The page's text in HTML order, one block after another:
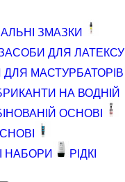
ЗМАЗКИ
ДЛЯ ЛАТЕКСУ
МАСТУРБАТОРІВ
НА ВОДНІЙ
ОСНОВІ
НАБОРИ
РІДКІ